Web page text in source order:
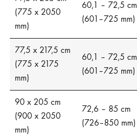
(775 x 2050
mm)
60,1 – 72,5 cm
(601–725 mm)
77,5 x 217,5 cm
(775 x 2175
mm)
60,1 – 72,5 cm
(601–725 mm)
90 x 205 cm
(900 x 2050
mm)
72,6 – 85 cm
(726–850 mm)